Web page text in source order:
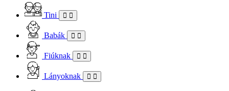
Tini
Babák
Fiúknak
Lányoknak